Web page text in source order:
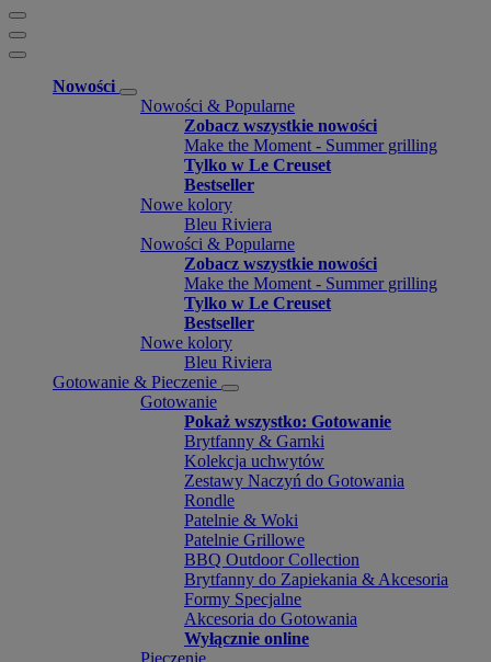
Nowości
Nowości & Popularne
Zobacz wszystkie nowości
Make the Moment - Summer grilling
Tylko w Le Creuset
Bestseller
Nowe kolory
Bleu Riviera
Nowości & Popularne
Zobacz wszystkie nowości
Make the Moment - Summer grilling
Tylko w Le Creuset
Bestseller
Nowe kolory
Bleu Riviera
Gotowanie & Pieczenie
Gotowanie
Pokaż wszystko: Gotowanie
Brytfanny & Garnki
Kolekcja uchwytów
Zestawy Naczyń do Gotowania
Rondle
Patelnie & Woki
Patelnie Grillowe
BBQ Outdoor Collection
Brytfanny do Zapiekania & Akcesoria
Formy Specjalne
Akcesoria do Gotowania
Wyłącznie online
Pieczenie